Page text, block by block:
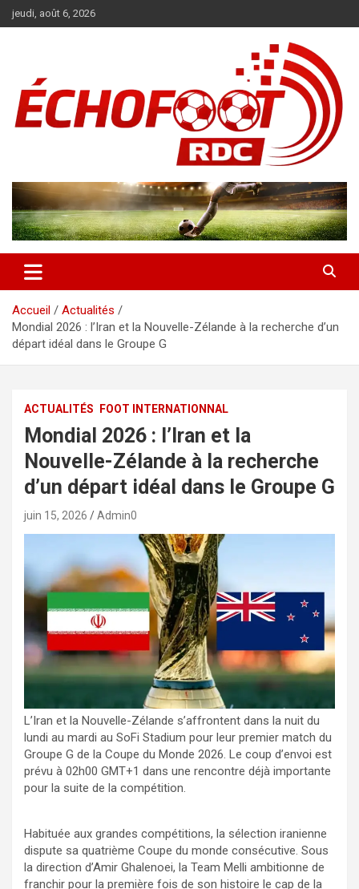
Aller
au
jeudi, août 6, 2026
News
Accueil
Actualités
Mondial 2026 : l’Iran et la Nouvelle-Zélande à la recherche d’un
départ idéal dans le Groupe G
ACTUALITÉS FOOT INTERNATIONNAL
Mondial 2026 : l’Iran et la
Nouvelle-Zélande à la recherche
d’un départ idéal dans le Groupe G
juin 15, 2026 Admin0
L’Iran et la Nouvelle-Zélande s’affrontent dans la nuit du
lundi au mardi au SoFi Stadium pour leur premier match du
Groupe G de la Coupe du Monde 2026. Le coup d’envoi est
prévu à 02h00 GMT+1 dans une rencontre déjà importante
pour la suite de la compétition.
Habituée aux grandes compétitions, la sélection iranienne
dispute sa quatrième Coupe du monde consécutive. Sous
la direction d’Amir Ghalenoei, la Team Melli ambitionne de
franchir pour la première fois de son histoire le cap de la